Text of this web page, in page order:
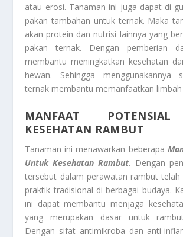
atau erosi. Tanaman ini juga dapat di
pakan tambahan untuk ternak. Maka
akan protein dan nutrisi lainnya yang
pakan ternak. Dengan pemberian
membantu meningkatkan kesehatan
hewan. Sehingga menggunakannya
ternak membantu memanfaatkan
MANFAAT
KESEHATAN RAMBUT
Tanaman ini menawarkan beberapa
Untuk Kesehatan Rambut. Dengan
tersebut dalam perawatan rambut telah
praktik tradisional di berbagai budaya.
ini dapat membantu menjaga
yang merupakan dasar untuk
Dengan sifat antimikroba dan anti-